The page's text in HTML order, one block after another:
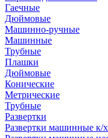
Гаечные
Дюймовые
Машинно-ручные
Машинные
Трубные
Плашки
Дюймовые
Конические
Метрические
Трубные
Развертки
Развертки машинные к/х